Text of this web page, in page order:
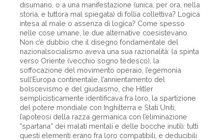
disumano, o a una manifestazione (unica, per ora, nella
storia, e tuttora mal spiegata) di follia collettiva? Logica
intesa al male o assenza di logica? Come spesso
nelle cose umane, le due alternative coesistevano.
Non c’è dubbio che il disegno fondamentale del
nazionalsocialismo aveva una sua razionalità: la spinta
verso Oriente (vecchio sogno tedesco), la
soffocazione del movimento operaio, l’egemonia
sull’Europa continentale, l’annientamento del
bolscevismo e del giudaismo, che Hitler
semplicisticamente identificava fra loro, la spartizione
del potere mondiale con Inghilterra e Stati Uniti,
l’apoteosi della razza germanica con l’eliminazione
“spartana” dei malati mentali e delle bocche inutili: tutti
questi elementi erano fra loro compatibili, e deducibili